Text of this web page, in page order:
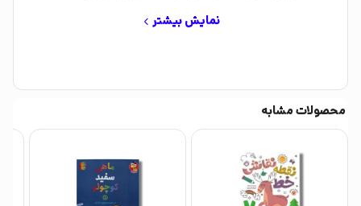
می شوند که هر کودک یک ساله ای باید آن ها را یاد
فعالیت های ساده روزمره.
فعالیت ها و تمرین های این مجموعه، به صورت گام به
شنیداری، دیداری، حرکتی، ادراکی و شناختی کودک کمک
کنند و آن ها را به شکلی متعادل و هماهنگ پرورش
نمایش بیشتر
محصولات مشابه